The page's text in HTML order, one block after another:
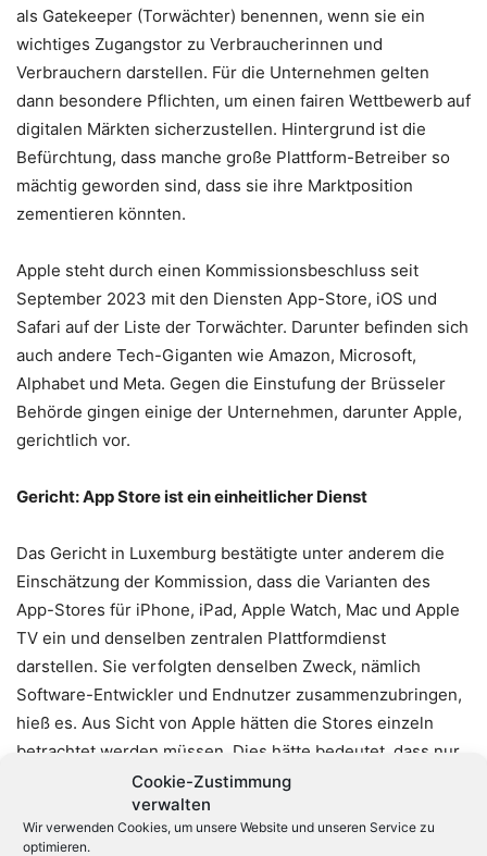
Cookie-Zustimmung
verwalten
Wir verwenden Cookies, um unsere Website und unseren Service zu
optimieren.
als Gatekeeper (Torwächter) benennen, wenn sie ein
wichtiges Zugangstor zu Verbraucherinnen und
Verbrauchern darstellen. Für die Unternehmen gelten
dann besondere Pflichten, um einen fairen Wettbewerb auf
digitalen Märkten sicherzustellen. Hintergrund ist die
Befürchtung, dass manche große Plattform-Betreiber so
mächtig geworden sind, dass sie ihre Marktposition
zementieren könnten.
Apple steht durch einen Kommissionsbeschluss seit
September 2023 mit den Diensten App-Store, iOS und
Safari auf der Liste der Torwächter. Darunter befinden sich
auch andere Tech-Giganten wie Amazon, Microsoft,
Alphabet und Meta. Gegen die Einstufung der Brüsseler
Behörde gingen einige der Unternehmen, darunter Apple,
gerichtlich vor.
Gericht: App Store ist ein einheitlicher Dienst
Das Gericht in Luxemburg bestätigte unter anderem die
Einschätzung der Kommission, dass die Varianten des
App-Stores für iPhone, iPad, Apple Watch, Mac und Apple
TV ein und denselben zentralen Plattformdienst
darstellen. Sie verfolgten denselben Zweck, nämlich
Software-Entwickler und Endnutzer zusammenzubringen,
hieß es. Aus Sicht von Apple hätten die Stores einzeln
betrachtet werden müssen. Dies hätte bedeutet, dass nur
der iOS-App-Store die erforderlichen Schwellenwerte für
eine Torwächter-Benennung erreicht hätte.